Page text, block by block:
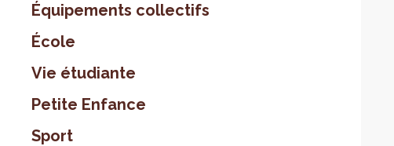
Équipements collectifs
École
Vie étudiante
Petite Enfance
Sport